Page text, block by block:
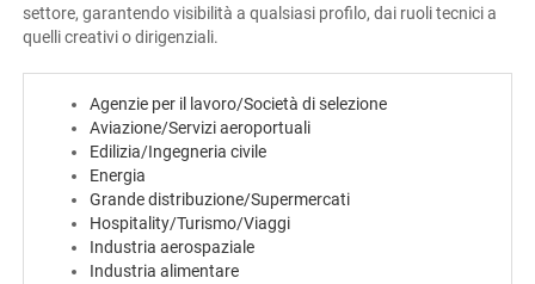
CV
Lingua
EN
settore, garantendo visibilità a qualsiasi profilo, dai ruoli tecnici a
quelli creativi o dirigenziali.
Agenzie per il lavoro/Società di selezione
Aviazione/Servizi aeroportuali
Edilizia/Ingegneria civile
Energia
Grande distribuzione/Supermercati
Hospitality/Turismo/Viaggi
Industria aerospaziale
Industria alimentare